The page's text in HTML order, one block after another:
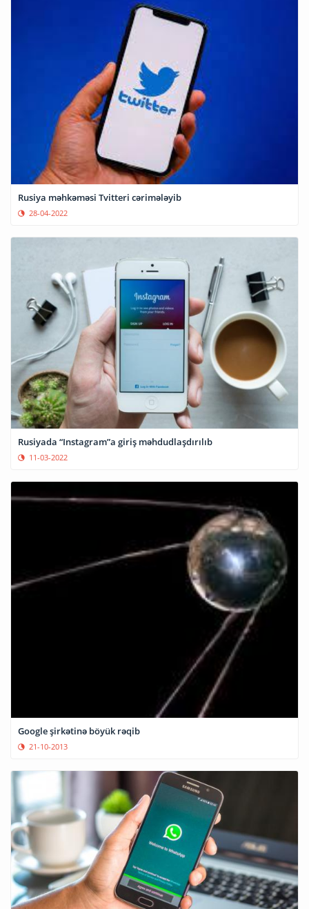
Rusiya məhkəməsi Tvitteri cərimələyib
28-04-2022
Rusiyada “Instagram”a giriş məhdudlaşdırılıb
11-03-2022
Google şirkətinə böyük rəqib
21-10-2013